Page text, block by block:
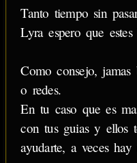
Tanto tiempo sin
Lyra espero que
Como consejo, jamas
o redes.
En tu caso que es
con tus guias y ellos
ayudarte, a veces hay